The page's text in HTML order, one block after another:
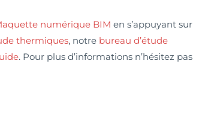
numérique BIM en s’appuyant sur
thermiques, notre bureau d’étude
. Pour plus d’informations n’hésitez pas